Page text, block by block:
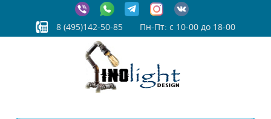
8 (495)142-50-85 Пн-Пт: с 10-00 до 18-00